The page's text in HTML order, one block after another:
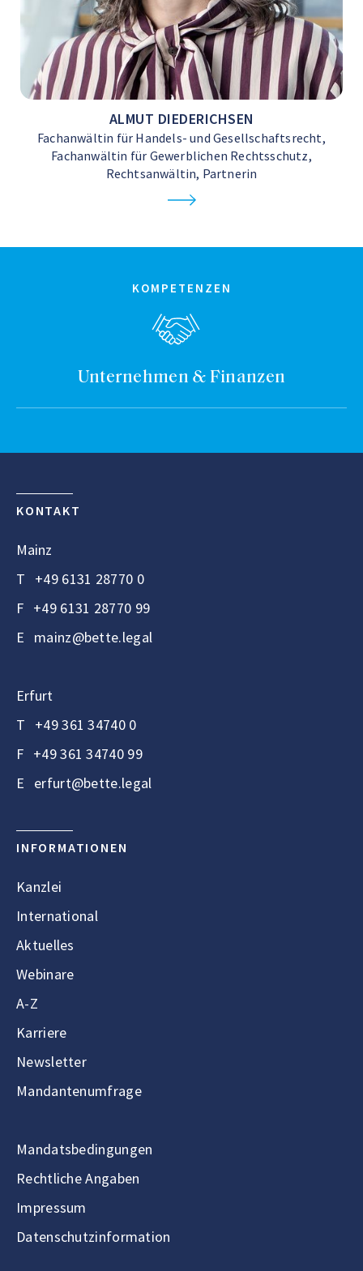
ALMUT DIEDERICHSEN
Fachanwältin für Handels- und Gesellschaftsrecht,
Fachanwältin für Gewerblichen Rechtsschutz,
Rechtsanwältin, Partnerin
KOMPETENZEN
Unternehmen & Finanzen
KONTAKT
Mainz
T +49 6131 28770 0
F +49 6131 28770 99
E mainz@bette.legal
Erfurt
T +49 361 34740 0
F +49 361 34740 99
E erfurt@bette.legal
INFORMATIONEN
Kanzlei
International
Aktuelles
Webinare
A-Z
Karriere
Newsletter
Mandantenumfrage
Mandatsbedingungen
Rechtliche Angaben
Impressum
Datenschutzinformation